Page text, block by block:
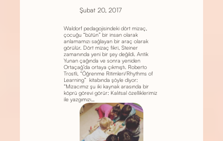
Şubat 20, 2017
Waldorf pedagojisindeki dört mizaç,
çocuğu “bütün” bir insan olarak
anlamamızı sağlayan bir araç olarak
görülür. Dört mizaç fikri, Steiner
zamanında yeni bir şey değildi. Antik
Yunan çağında ve sonra yeniden
Ortaçağ’da ortaya çıkmıştı. Roberto
Trostli, “Öğrenme Ritimleri/Rhythms of
Learning” kitabında şöyle diyor:
“Mizacımız şu iki kaynak arasında bir
köprü görevi görür: Kalıtsal özelliklerimiz
ile yazgımızı…